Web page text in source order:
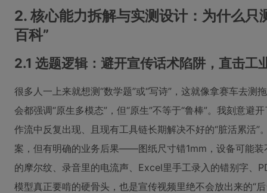
2. 核心能力拆解与实测设计：为什么只
百科”
2.1 选题逻辑：避开宣传话术陷阱，直击工
很多人一上来就想测“数学题”或“写诗”，这就像拿赛车去
会都强调“原生多模态”，但“原生”不等于“鲁棒”。我刻意避
作流中反复出现、且现有工具链长期解决不好的“脏活累活
案，但有明确的业务后果——图纸尺寸错1mm，设备可能
的摩尔纹、录音里的电流声、Excel里手工录入的错别字、
模型真正要啃的硬骨头，也是宣传视频里绝不会放出来的“